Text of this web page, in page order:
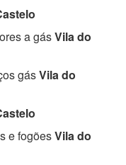
a gásVila do
gásVila do
e fogõesVila do